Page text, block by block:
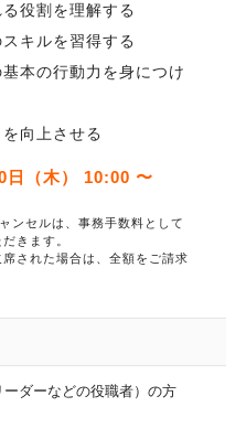
役割を理解する
キルを習得する
本の行動力を身につけ
向上させる
日（木） 10:00 〜
ンセルは、事務手数料として
きます。
された場合は、全額をご請求
ーダーなどの役職者）の方